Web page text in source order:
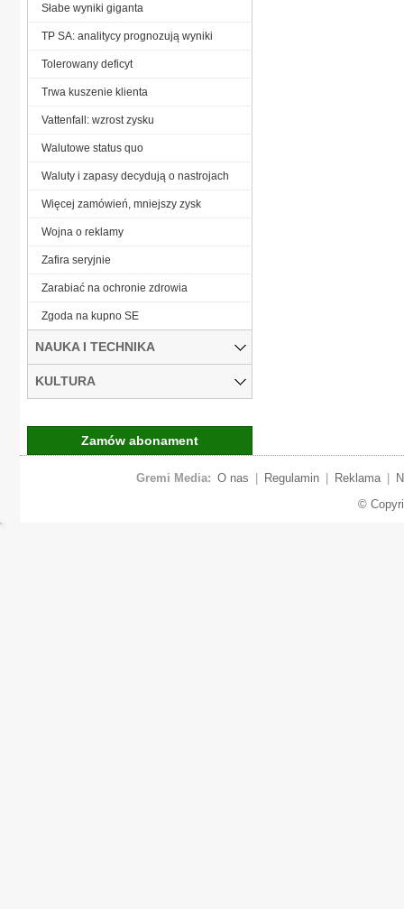
Słabe wyniki giganta
TP SA: analitycy prognozują wyniki
Tolerowany deficyt
Trwa kuszenie klienta
Vattenfall: wzrost zysku
Walutowe status quo
Waluty i zapasy decydują o nastrojach
Więcej zamówień, mniejszy zysk
Wojna o reklamy
Zafira seryjnie
Zarabiać na ochronie zdrowia
Zgoda na kupno SE
NAUKA I TECHNIKA
KULTURA
Zamów abonament
Gremi Media: O nas Regulamin Reklama
©